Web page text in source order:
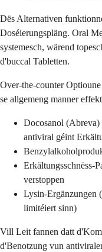
Dës Alternativen
Doséierungspläng. Oral
systemesch, wärend
d'buccal Tabletten.
Over-the-counter
se allgemeng manner
Docosanol (Abreva)
antiviral géint
Erkältungsschnëss-
verstoppen
Lysin-Ergänzungen
limitéiert sinn)
Vill Leit fannen datt
d'Benotzung vun